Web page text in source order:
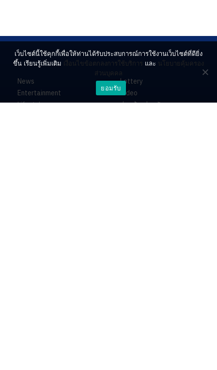
News
Entertainment
Lifestyle
Lottery
Video
ร่วมด้วยช่วยกัน
เว็บไซต์นี้ใช้คุกกี้เพื่อให้ท่านได้รับประสบการณ์การใช้งานเว็บไซต์ที่ดียิ่ง
ขึ้น เรียนรู้เพิ่มเติม เงื่อนไขข้อตกลงการใช้บริการ และ นโยบายคุ้มครอง
ส่วนบุคคล
ยอมรับ